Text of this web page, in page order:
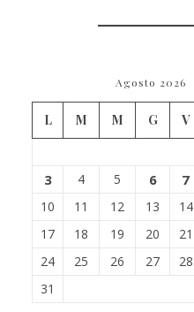
Agosto 2026
L M M G V
3 4 5 6 7
10
11 12 13 14
17
18 19 20 21
24
25 26 27 28
31